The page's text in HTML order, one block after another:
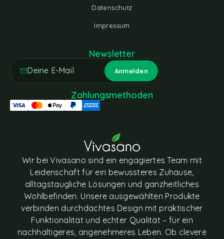
Datenschutz
Impressum
Wir bei Vivasano sind ein engagiertes Team mit
Leidenschaft für ein bewussteres Zuhause,
alltagstaugliche Lösungen und ganzheitliches
Wohlbefinden. Unsere ausgewählten Produkte
verbinden durchdachtes Design mit praktischer
Funktionalität und echter Qualität – für ein
nachhaltigeres, angenehmeres Leben. Ob clevere
Newsletter
Zahlungsmethoden